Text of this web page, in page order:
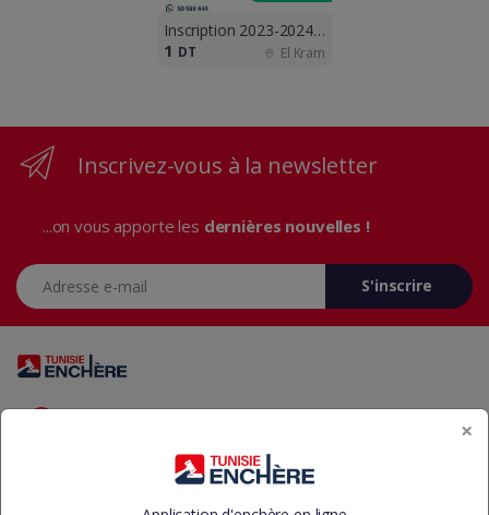
Inscription 2023-2024 ouvertes !!
1 DT El Kram
Inscrivez-vous à la newsletter
...on vous apporte les dernières nouvelles !
Adresse e-mail
S'inscrire
Vous avez des questions? Appelez-nous 24/7!
×